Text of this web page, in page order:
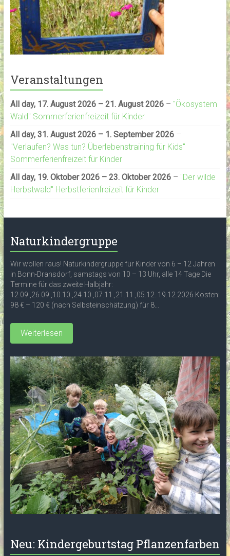
Veranstaltungen
All day, 17. August 2026 – 21. August 2026– "Ökosystem
Wald" Sommerferienfreizeit für Kinder
All day, 31. August 2026 – 1. September 2026–
"Verlaufen? Was tun? Überlebenstraining für Kids"
Sommerferienfreizeit für Kinder
All day, 19. Oktober 2026 – 23. Oktober 2026– "Der wilde
Herbstwald" Herbstferienfreizeit für Kinder
Naturkindergruppe
Wir wollen raus! Naturkindergruppe für Kinder von 6 – 12 Jahren
in Bonn-Dransdorf, samstags von 10 – 13 Uhr, alle 14 Tage Die
Termine für das zweite Halbjahr:
12.09.,26.09.,10.10.,24.10.,07.11.,21.11.,05.12. 19.12.2026 Kosten:
98 € – 120 € (nach Selbsteinschätzung) für 8...
Weiterlesen
Neu: Kindergeburtstag Pflanzenfarben